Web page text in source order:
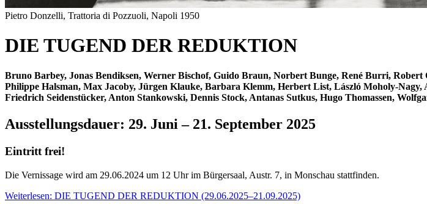
Pietro Donzelli, Trattoria di Pozzuoli, Napoli 1950
DIE TUGEND DER REDUKTION
Bruno Barbey, Jonas Bendiksen, Werner Bischof, Guido Braun, Norbert Bunge, René Burri,
Philippe Halsman, Max Jacoby, Jürgen Klauke, Barbara Klemm, Herbert List, László Moholy-
Friedrich Seidenstücker, Anton Stankowski, Dennis Stock, Antanas Sutkus, Hugo Thomassen,
Ausstellungsdauer: 29. Juni – 21. September 2025
Eintritt frei!
Die Vernissage wird am 29.06.2024 um 12 Uhr im Bürgersaal, Austr. 7, in Monschau stattfinden.
Weiterlesen: DIE TUGEND DER REDUKTION (29.06.2025–21.09.2025)